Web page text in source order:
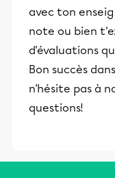
avec ton
note ou bien
d'évaluations
Bon succès
n'hésite pas à
questions!